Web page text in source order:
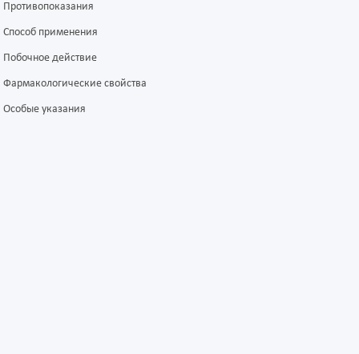
Противопоказания
Способ применения
Побочное действие
Фармакологические свойства
Особые указания